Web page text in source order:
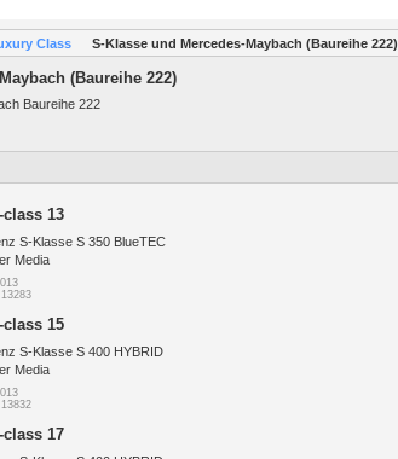
Class S-Klasse und Mercedes-Maybach (Baureihe 222)
(Baureihe 222)
Baureihe 222
class 13
S-Klasse S 350 BlueTEC
Media
class 15
S-Klasse S 400 HYBRID
Media
class 17